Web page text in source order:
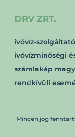
DRV ZRT.
ivóvíz-
ivóvízminőségi
számlakép
rendkívüli
Minden jog